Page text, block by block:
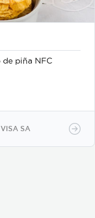
piña NFC
VISA SA